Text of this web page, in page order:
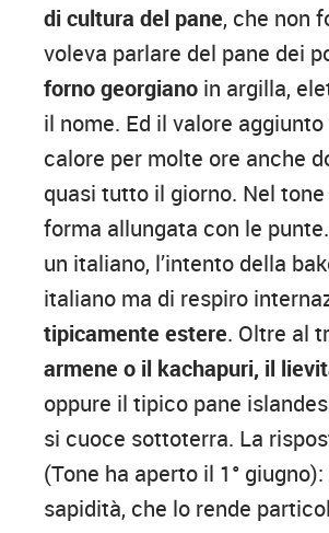
di cultura del pane, che non
voleva parlare del pane dei
forno georgiano in argilla,
il nome. Ed il valore
calore per molte ore anche
quasi tutto il giorno. Nel
forma allungata con le
un italiano, l’intento della
italiano ma di respiro
tipicamente estere. Oltre al
armene o il kachapuri, il
oppure il tipico pane
si cuoce sottoterra. La
(Tone ha aperto il 1°
sapidità, che lo rende